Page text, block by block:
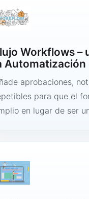
Workflows –
Automatización
aprobaciones,
para que el
en lugar de ser